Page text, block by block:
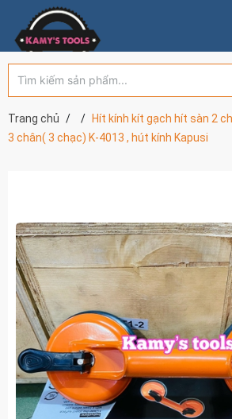
Trang chủ
Hít kính kít gạch hít sàn 2
3 chân( 3 chạc) K-4013 , hút kính Kapusi